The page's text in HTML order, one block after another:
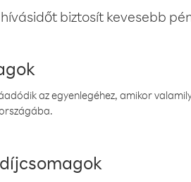
biztosít kevesebb
az egyenlegéhez, amikor